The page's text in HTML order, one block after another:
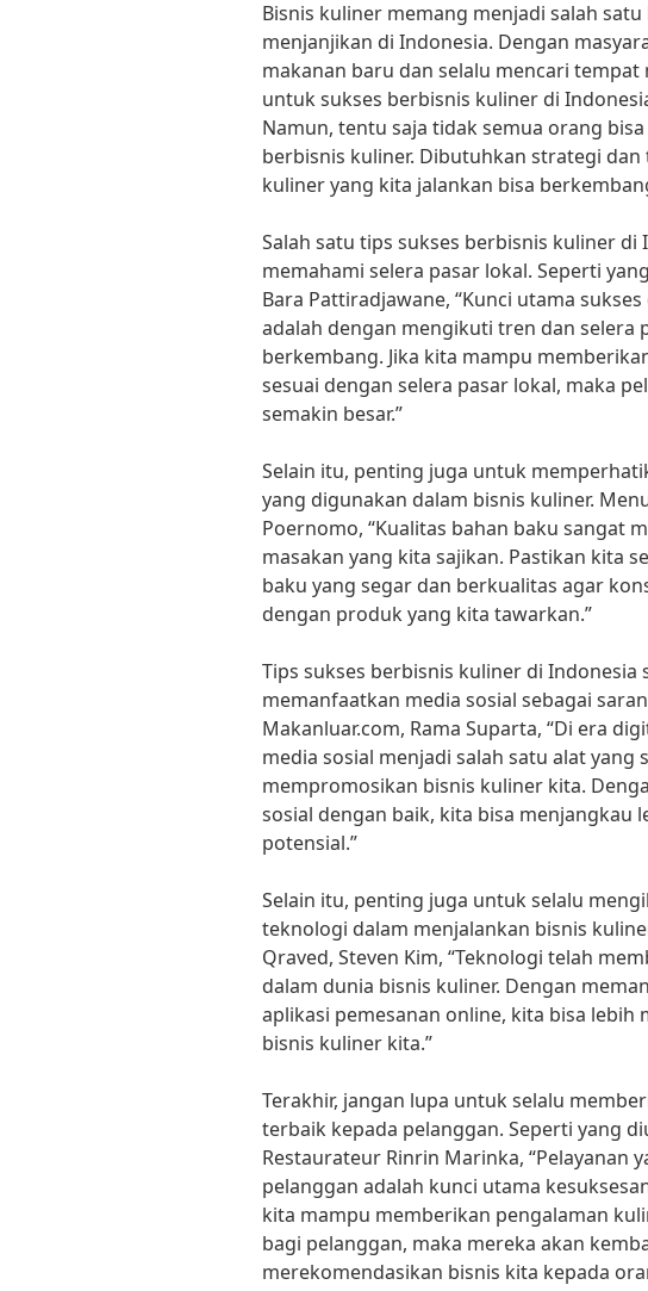
Bisnis kuliner memang menjadi salah
menjanjikan di Indonesia. Dengan
makanan baru dan selalu mencari
untuk sukses berbisnis kuliner di
Namun, tentu saja tidak semua orang
berbisnis kuliner. Dibutuhkan strategi
kuliner yang kita jalankan bisa
Salah satu tips sukses berbisnis kuliner di
memahami selera pasar lokal. Seperti
Bara Pattiradjawane, “Kunci utama
adalah dengan mengikuti tren dan selera
berkembang. Jika kita mampu
sesuai dengan selera pasar lokal, maka
semakin besar.”
Selain itu, penting juga untuk
yang digunakan dalam bisnis kuliner.
Poernomo, “Kualitas bahan baku sangat
masakan yang kita sajikan. Pastikan kita
baku yang segar dan berkualitas agar
dengan produk yang kita tawarkan.”
Tips sukses berbisnis kuliner di Indonesia
memanfaatkan media sosial sebagai
Makanluar.com, Rama Suparta, “Di era
media sosial menjadi salah satu alat
mempromosikan bisnis kuliner kita.
sosial dengan baik, kita bisa menjangkau
potensial.”
Selain itu, penting juga untuk selalu
teknologi dalam menjalankan bisnis
Qraved, Steven Kim, “Teknologi telah
dalam dunia bisnis kuliner. Dengan
aplikasi pemesanan online, kita bisa lebih
bisnis kuliner kita.”
Terakhir, jangan lupa untuk selalu
terbaik kepada pelanggan. Seperti yang
Restaurateur Rinrin Marinka, “Pelayanan
pelanggan adalah kunci utama
kita mampu memberikan pengalaman
bagi pelanggan, maka mereka akan
merekomendasikan bisnis kita kepada